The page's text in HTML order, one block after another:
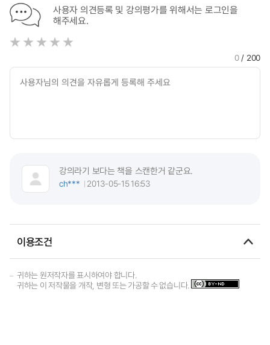
사용자 의견등록 및 강의평가를 위해서는 로그인을
해주세요.
0/ 200
강의라기 보다는 책을 스캔한거 같군요.
ch***
2013-05-15 16:53
이용조건
귀하는 원저작자를 표시하여야 합니다.
귀하는 이 저작물을 개작, 변형 또는 가공할 수 없습니다.